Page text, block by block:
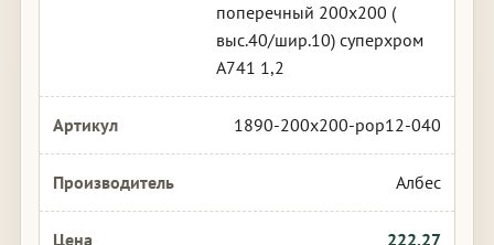
поперечный 200х200 (
выс.40/шир.10) суперхром
А741 1,2
1890-200x200-pop12-040
Албес
222.27